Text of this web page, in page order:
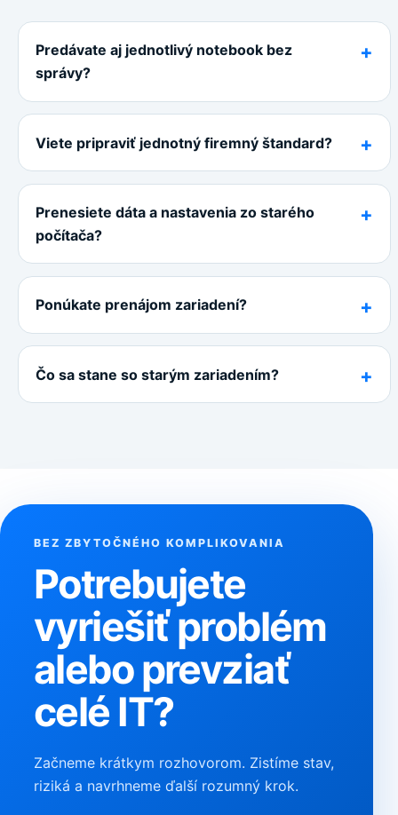
Predávate aj jednotlivý notebook bez
správy?
Viete pripraviť jednotný firemný štandard?
Prenesiete dáta a nastavenia zo starého
počítača?
Ponúkate prenájom zariadení?
Čo sa stane so starým zariadením?
BEZ ZBYTOČNÉHO KOMPLIKOVANIA
Potrebujete
vyriešiť problém
alebo prevziať
celé IT?
Začneme krátkym rozhovorom. Zistíme stav,
riziká a navrhneme ďalší rozumný krok.